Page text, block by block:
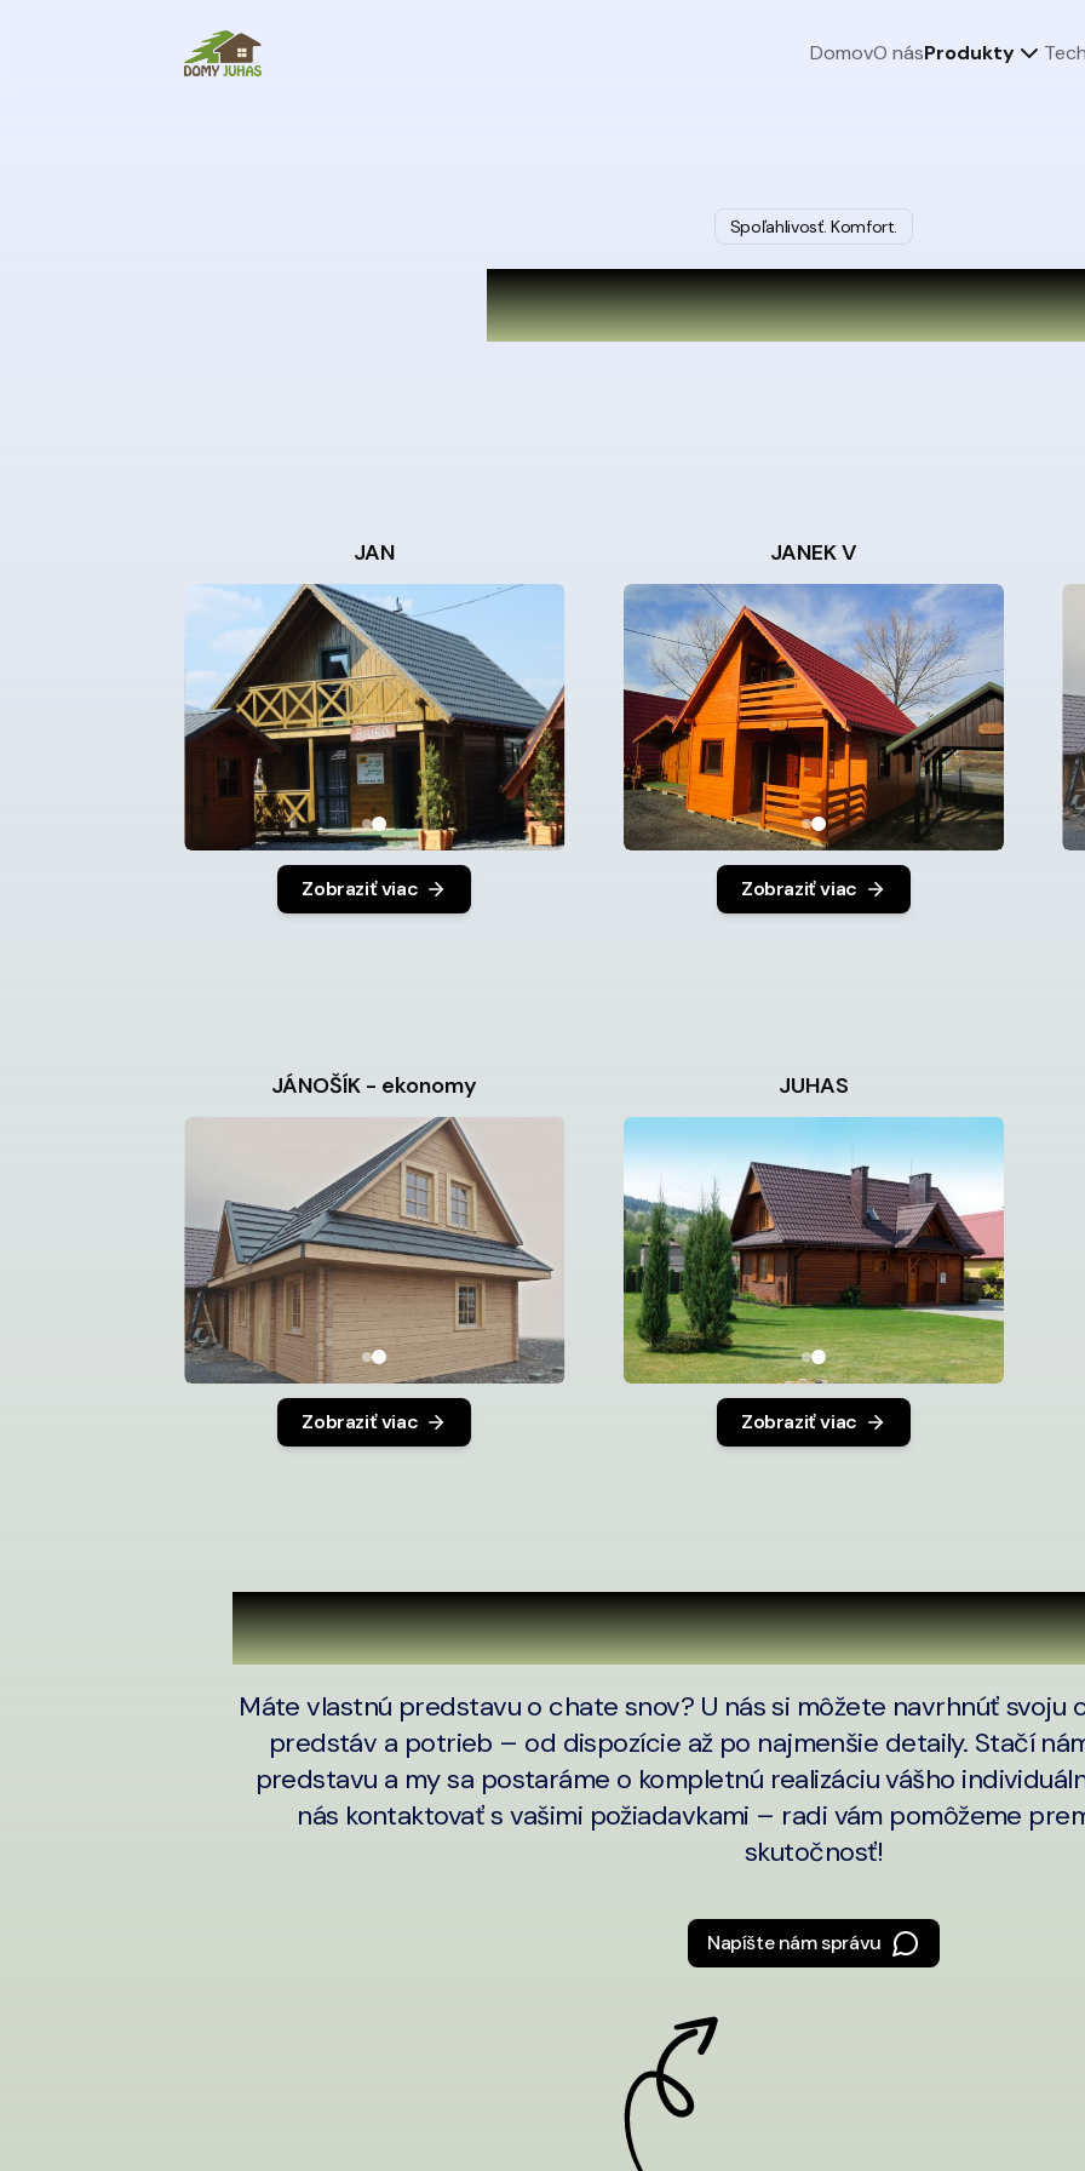
DomovO násProdukty
Spoľahlivosť. Komfort.
Rekreačné domy
JAN
Zobraziť viac
JANEK V
Zobraziť viac
JÁNOŠÍK - ekonomy
Zobraziť viac
JUHAS
Zobraziť viac
Realizujeme aj
Máte vlastnú predstavu o chate snov? U nás si môžete navrhnúť svoju
predstáv a potrieb – od dispozície až po najmenšie detaily. Stačí
predstavu a my sa postaráme o kompletnú realizáciu vášho
nás kontaktovať s vašimi požiadavkami – radi vám pomôžeme
skutočnosť!
Napíšte nám správu